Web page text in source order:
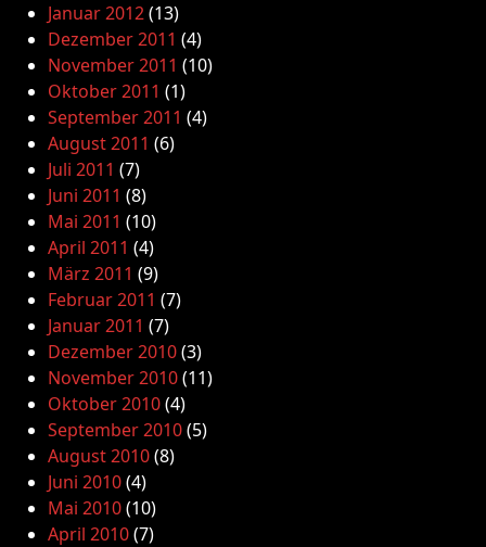
Januar 2012(13)
Dezember 2011 (4)
November 2011 (10)
Oktober 2011 (1)
September 2011 (4)
August 2011 (6)
Juli 2011 (7)
Juni 2011 (8)
Mai 2011 (10)
April 2011 (4)
März 2011 (9)
Februar 2011 (7)
Januar 2011 (7)
Dezember 2010(3)
November 2010(11)
Oktober 2010(4)
September 2010(5)
August 2010(8)
Juni 2010(4)
Mai 2010(10)
April 2010(7)